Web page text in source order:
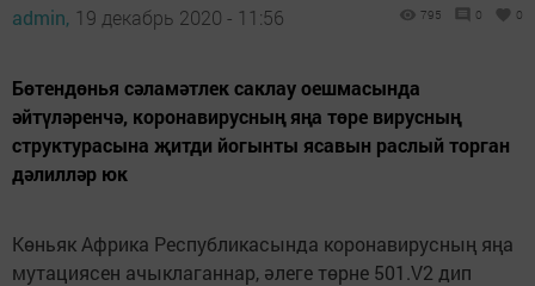
admin, 19 декабрь 2020 - 11:56 795 0 0
Бөтендөнья сәламәтлек саклау оешмасында
әйтүләренчә, коронавирусның яңа төре вирусның
структурасына җитди йогынты ясавын раслый торган
дәлилләр юк
Көньяк Африка Республикасында коронавирусның яңа
мутациясен ачыклаганнар, әлеге төрне 501.V2 дип